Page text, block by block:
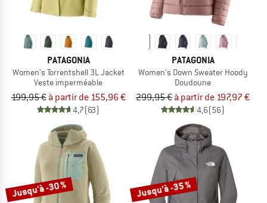
PATAGONIA
Women's Torrentshell 3L Jacket
Veste imperméable
199,95 € à partir de 155,96 €
4,7(63)
PATAGONIA
Women's Down Sweater Hoody
Doudoune
299,95 € à partir de 197,97 €
4,6(56)
Jusqu'à -30 % Jusqu'à -35 %